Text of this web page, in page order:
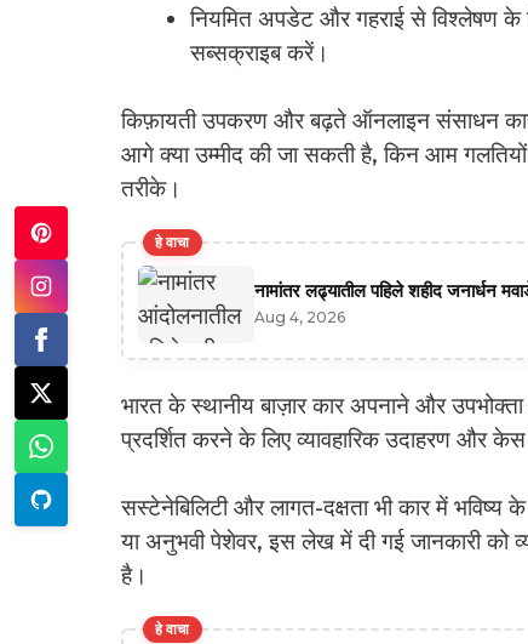
नियमित अपडेट और गहराई से विश्लेषण
सब्सक्राइब करें।
किफ़ायती उपकरण और बढ़ते ऑनलाइन संसाधन
आगे क्या उम्मीद की जा सकती है, किन आम
तरीके।
हे वाचा
नामांतर लढ्यातील पहिले शहीद जनार्धन
Aug 4, 2026
भारत के स्थानीय बाज़ार कार अपनाने और
प्रदर्शित करने के लिए व्यावहारिक उदाहरण और
सस्टेनेबिलिटी और लागत-दक्षता भी कार में भविष्य
या अनुभवी पेशेवर, इस लेख में दी गई जानकारी को
है।
हे वाचा